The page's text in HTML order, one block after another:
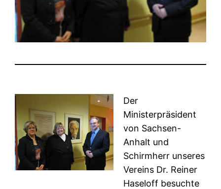
Der
Ministerpräsident
von Sachsen-
Anhalt und
Schirmherr unseres
Vereins Dr. Reiner
Haseloff besuchte